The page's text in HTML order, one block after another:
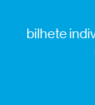
bilhete